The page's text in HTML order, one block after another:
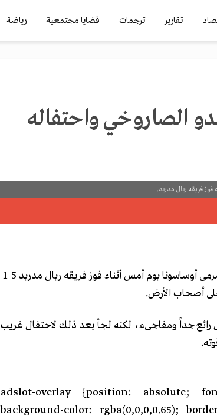
تقارير ترجمات قضايا مجتمعية رياضة
الصاروخي واحتفاله
فريقه ريال مدريد...
سجل كرستيانو رونالدو هدفاً رائعاً في مرمى أوساسونا يوم أمس أثناء فوز فريقه ريال مدريد 5-1
أصحاب الأرض.
رائع جداً ومفاجىء، لكنه لجأ بعد ذلك لاحتفال غريب
.adslot-overlay {position: absolute;
background-color: rgba(0,0,0,0.65);